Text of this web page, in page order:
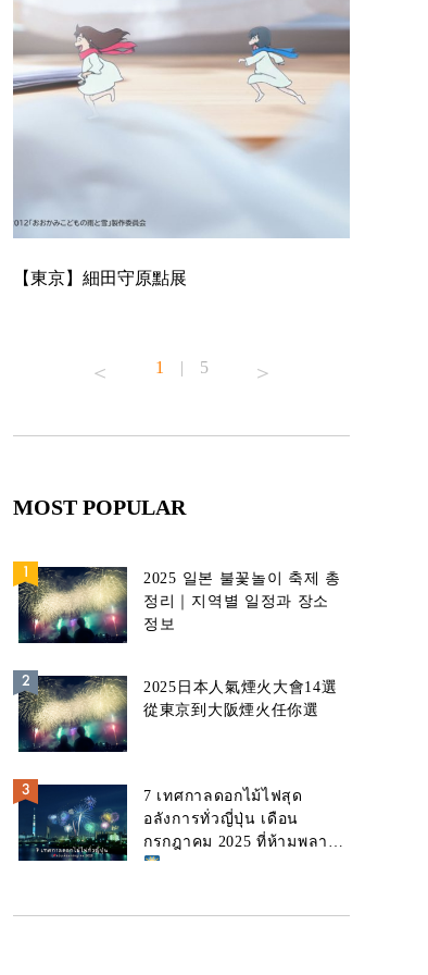
【東京】細田守原點展
1 | 5
MOST POPULAR
2025 일본 불꽃놀이 축제 총
정리｜지역별 일정과 장소
정보
2025日本人氣煙火大會14選
從東京到大阪煙火任你選
7 เทศกาลดอกไม้ไฟสุด
อลังการทั่วญี่ปุ่น เดือน
กรกฎาคม 2025 ที่ห้ามพลาด!